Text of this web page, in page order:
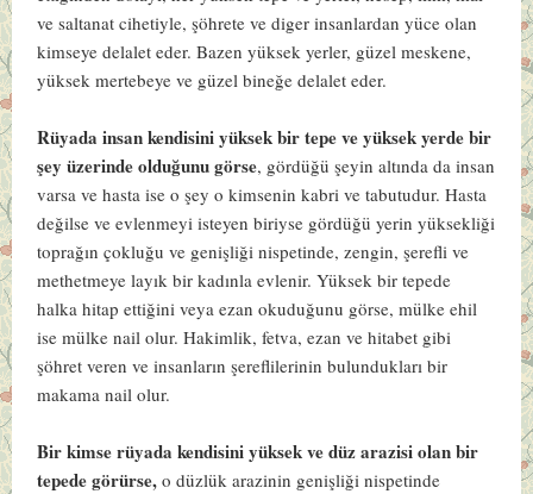
ve saltanat cihetiyle, şöhrete ve diger insanlardan yüce olan
kimseye delalet eder. Bazen yüksek yerler, güzel meskene,
yüksek mertebeye ve güzel bineğe delalet eder.
Rüyada insan kendisini yüksek bir tepe ve yüksek yerde bir
şey üzerinde olduğunu görse, gördüğü şeyin altında da insan
varsa ve hasta ise o şey o kimsenin kabri ve tabutudur. Hasta
değilse ve evlenmeyi isteyen biriyse gördüğü yerin yüksekliği
toprağın çokluğu ve genişliği nispetinde, zengin, şerefli ve
methetmeye layık bir kadınla evlenir. Yüksek bir tepede
halka hitap ettiğini veya ezan okuduğunu görse, mülke ehil
ise mülke nail olur. Hakimlik, fetva, ezan ve hitabet gibi
şöhret veren ve insanların şereflilerinin bulundukları bir
makama nail olur.
Bir kimse rüyada kendisini yüksek ve düz arazisi olan bir
tepede görürse, o düzlük arazinin genişliği nispetinde